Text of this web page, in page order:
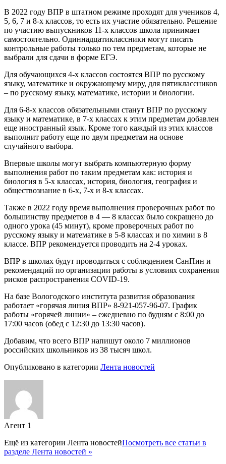
В 2022 году ВПР в штатном режиме проходят для учеников 4,
5, 6, 7 и 8-х классов, то есть их участие обязательно. Решение
по участию выпускников 11-х классов школа принимает
самостоятельно. Одиннадцатиклассники могут писать
контрольные работы только по тем предметам, которые не
выбрали для сдачи в форме ЕГЭ.
Для обучающихся 4-х классов состоятся ВПР по русскому
языку, математике и окружающему миру, для пятиклассников
– по русскому языку, математике, истории и биологии.
Для 6-8-х классов обязательными станут ВПР по русскому
языку и математике, в 7-х классах к этим предметам добавлен
еще иностранный язык. Кроме того каждый из этих классов
выполнит работу еще по двум предметам на основе
случайного выбора.
Впервые школы могут выбрать компьютерную форму
выполнения работ по таким предметам как: история и
биология в 5-х классах, история, биология, география и
обществознание в 6-х, 7-х и 8-х классах.
Также в 2022 году время выполнения проверочных работ по
большинству предметов в 4 — 8 классах было сокращено до
одного урока (45 минут), кроме проверочных работ по
русскому языку и математике в 5-8 классах и по химии в 8
классе. ВПР рекомендуется проводить на 2-4 уроках.
ВПР в школах будут проводиться с соблюдением СанПин и
рекомендаций по организации работы в условиях сохранения
рисков распространения COVID-19.
На базе Вологодского института развития образования
работает «горячая линия ВПР» 8-921-057-96-07. График
работы «горячей линии» – ежедневно по будням с 8:00 до
17:00 часов (обед с 12:30 до 13:30 часов).
Добавим, что всего ВПР напишут около 7 миллионов
российских школьников из 38 тысяч школ.
Опубликовано в категории Лента новостей
Агент 1
Ещё из категории Лента новостейПосмотреть все статьи в
разделе Лента новостей »